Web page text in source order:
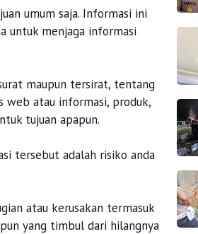
umum saja. Informasi ini
untuk menjaga informasi
maupun tersirat, tentang
web atau informasi, produk,
tujuan apapun.
tersebut adalah risiko anda
atau kerusakan termasuk
yang timbul dari hilangnya